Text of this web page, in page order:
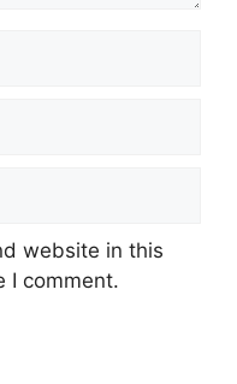
website in this
I comment.